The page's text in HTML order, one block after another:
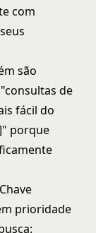
com
são
de
fácil do
porque
prioridade